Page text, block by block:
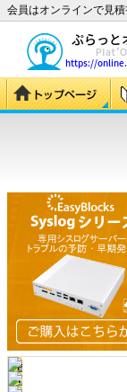
会員はオンラインで見